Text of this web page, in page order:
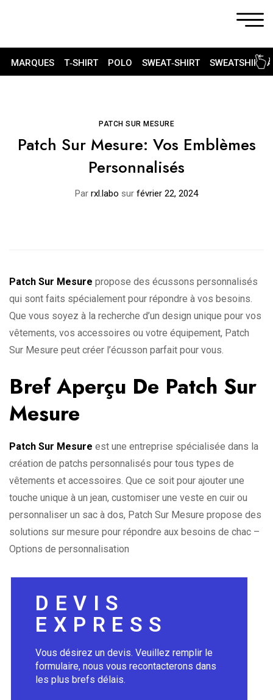
MARQUES T‑SHIRT POLO SWEAT‑SHIRT SWEATSHIRT
PATCH SUR MESURE
Patch Sur Mesure: Vos Emblèmes
Personnalisés
Par rxl.labo sur février 22, 2024
Patch Sur Mesure propose des écussons personnalisés
qui sont faits spécialement pour répondre à vos besoins.
Que vous soyez à la recherche d’un design unique pour vos
vêtements, vos accessoires ou votre équipement, Patch
Sur Mesure peut créer l’écusson parfait pour vous.
Bref Aperçu De Patch Sur
Mesure
Patch Sur Mesure est une entreprise spécialisée dans la
création de patchs personnalisés pour tous types de
vêtements et accessoires. Que ce soit pour ajouter une
touche unique à un jean, customiser une veste en cuir ou
personnaliser un sac à dos, Patch Sur Mesure propose des
solutions sur mesure pour répondre aux besoins de chac –
Options de personnalisation
DEVIS
EXPRESS
Vous désirez un devis. Veuillez remplir le
formulaire, nous vous recontacterons dans
les plus brefs délais.